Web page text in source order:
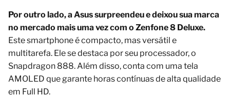
Por outro lado, a Asus surpreendeu e deixou sua marca
no mercado mais uma vez com o Zenfone 8 Deluxe.
Este smartphone é compacto, mas versátil e
multitarefa. Ele se destaca por seu processador, o
Snapdragon 888. Além disso, conta com uma tela
AMOLED que garante horas contínuas de alta qualidade
em Full HD.